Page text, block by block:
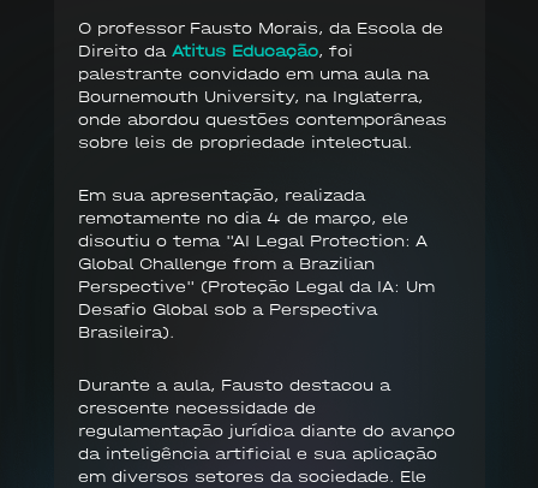
O professor Fausto Morais, da Escola de
Direito da Atitus Educação, foi
palestrante convidado em uma aula na
Bournemouth University, na Inglaterra,
onde abordou questões contemporâneas
sobre leis de propriedade intelectual.
Em sua apresentação, realizada
remotamente no dia 4 de março, ele
discutiu o tema "AI Legal Protection: A
Global Challenge from a Brazilian
Perspective" (Proteção Legal da IA: Um
Desafio Global sob a Perspectiva
Brasileira).
Durante a aula, Fausto destacou a
crescente necessidade de
regulamentação jurídica diante do avanço
da inteligência artificial e sua aplicação
em diversos setores da sociedade. Ele